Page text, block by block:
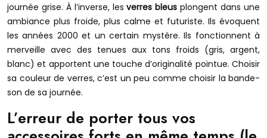
journée grise. À l’inverse, lesverres bleus plongent dans une
ambiance plus froide, plus calme et futuriste. Ils évoquent
les années 2000 et un certain mystère. Ils fonctionnent à
merveille avec des tenues aux tons froids (gris, argent,
blanc) et apportent une touche d’originalité pointue. Choisir
sa couleur de verres, c’est un peu comme choisir la bande-
son de sa journée.
L’erreur de porter tous vos